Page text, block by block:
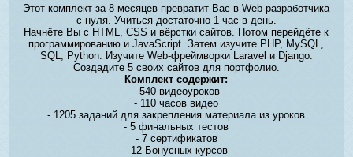
Этот комплект за 8 месяцев превратит Вас в Web-разработчика
с нуля. Учиться достаточно 1 час в день.
Начнёте Вы с HTML, CSS и вёрстки сайтов. Потом перейдёте к
программированию и JavaScript. Затем изучите PHP, MySQL,
SQL, Python. Изучите Web-фреймворки Laravel и Django.
Создадите 5 своих сайтов для портфолио.
Комплект содержит:
- 540 видеоуроков
- 110 часов видео
- 1205 заданий для закрепления материала из уроков
- 5 финальных тестов
- 7 сертификатов
- 12 Бонусных курсов